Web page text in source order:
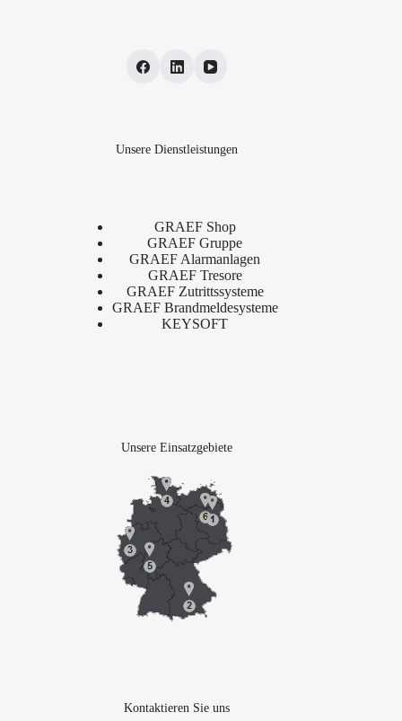
Unsere Dienstleistungen
GRAEF Shop
GRAEF Gruppe
GRAEF Alarmanlagen
GRAEF Tresore
GRAEF Zutrittssysteme
GRAEF Brandmeldesysteme
KEYSOFT
Unsere Einsatzgebiete
Kontaktieren Sie uns